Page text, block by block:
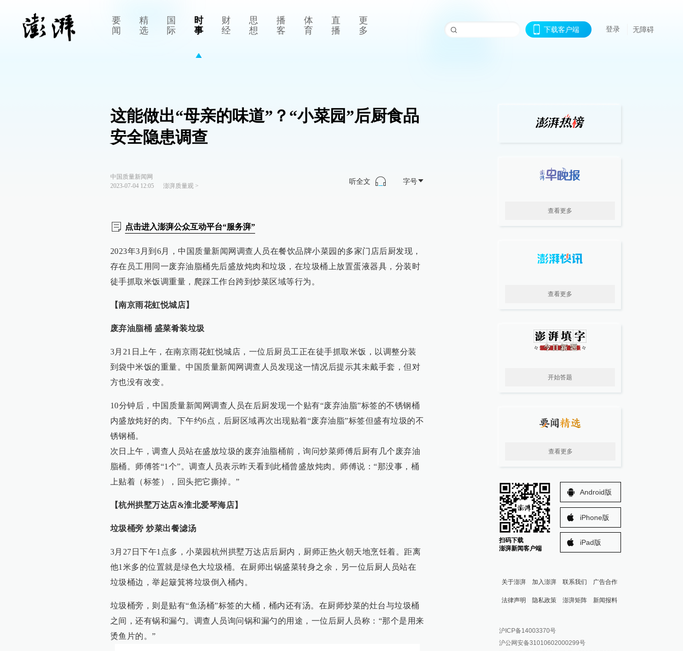
要
闻
精
选
国
际
时
事
财
经
思
想
播
客
体
育
直
播
更
多
下载客户端 登录 无障碍
这能做出“母亲的味道”？“小菜园”后厨食品
安全隐患调查
中国质量新闻网
2023-07-04 12:05
澎湃质量观>
听全文 字号
点击进入澎湃公众互动平台“服务湃”
2023年3月到6月，中国质量新闻网调查人员在餐饮品牌小菜园的多家门店后厨发现，
存在员工用同一废弃油脂桶先后盛放炖肉和垃圾，在垃圾桶上放置蛋液器具，分装时
徒手抓取米饭调重量，爬踩工作台跨到炒菜区域等行为。
【南京雨花虹悦城店】
废弃油脂桶 盛菜肴装垃圾
3月21日上午，在南京雨花虹悦城店，一位后厨员工正在徒手抓取米饭，以调整分装
到袋中米饭的重量。中国质量新闻网调查人员发现这一情况后提示其未戴手套，但对
方也没有改变。
10分钟后，中国质量新闻网调查人员在后厨发现一个贴有“废弃油脂”标签的不锈钢桶
内盛放炖好的肉。下午约6点，后厨区域再次出现贴着“废弃油脂”标签但盛有垃圾的不
锈钢桶。
次日上午，调查人员站在盛放垃圾的废弃油脂桶前，询问炒菜师傅后厨有几个废弃油
脂桶。师傅答“1个”。调查人员表示昨天看到此桶曾盛放炖肉。师傅说：“那没事，桶
上贴着（标签），回头把它撕掉。”
【杭州拱墅万达店&淮北爱琴海店】
垃圾桶旁 炒菜出餐滤汤
3月27日下午1点多，小菜园杭州拱墅万达店后厨内，厨师正热火朝天地烹饪着。距离
他1米多的位置就是绿色大垃圾桶。在厨师出锅盛菜转身之余，另一位后厨人员站在
垃圾桶边，举起簸箕将垃圾倒入桶内。
垃圾桶旁，则是贴有“鱼汤桶”标签的大桶，桶内还有汤。在厨师炒菜的灶台与垃圾桶
之间，还有锅和漏勺。调查人员询问锅和漏勺的用途，一位后厨人员称：“那个是用来
烫鱼片的。”
查看更多
查看更多
开始答题
查看更多
扫码下载
澎湃新闻客户端
Android版
iPhone版
iPad版
关于澎湃 加入澎湃 联系我们 广告合作
法律声明 隐私政策 澎湃矩阵
澎湃新闻公众号
澎湃新闻抖音号
新闻报料
报料邮箱: news@thepaper.cn
沪ICP备14003370号
沪公网安备31010602000299号